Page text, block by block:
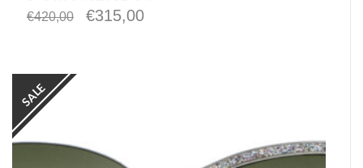
€420,00 €315,00
SALE